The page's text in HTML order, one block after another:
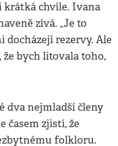
krátká chvíle. Ivana
zívá. „Je to
docházejí rezervy. Ale
že bych litovala toho,
dva nejmladší členy
časem zjistí, že
folkloru.